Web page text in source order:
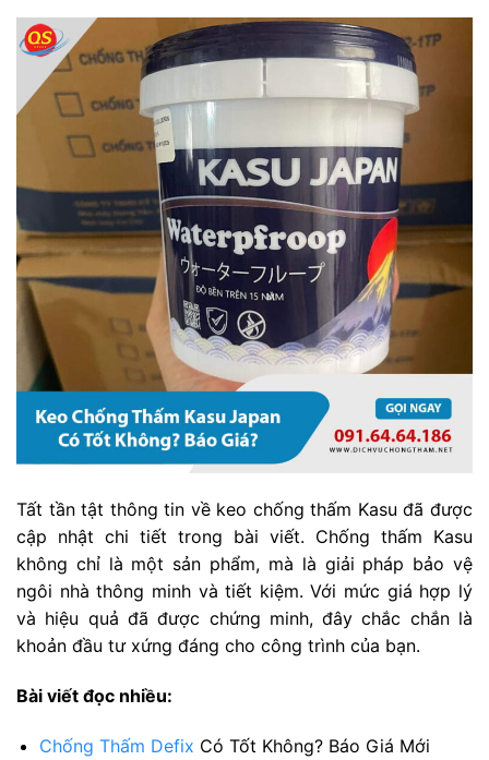
Tất tần tật thông tin về keo chống thấm Kasu đã được
cập nhật chi tiết trong bài viết. Chống thấm Kasu
không chỉ là một sản phẩm, mà là giải pháp bảo vệ
ngôi nhà thông minh và tiết kiệm. Với mức giá hợp lý
và hiệu quả đã được chứng minh, đây chắc chắn là
khoản đầu tư xứng đáng cho công trình của bạn.
Bài viết đọc nhiều:
Chống Thấm Defix Có Tốt Không? Báo Giá Mới